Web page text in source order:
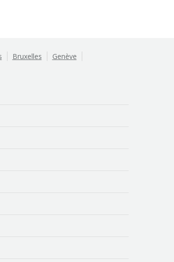
Bruxelles Genève